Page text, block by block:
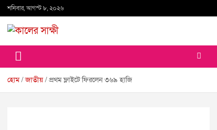
Skip
to
content
শনিবার, আগস্ট ৮, ২০২৬
কালের সাক্ষী
হোম জাতীয় প্রথম ফ্লাইটে ফিরলেন ৩৬৯ হাজি